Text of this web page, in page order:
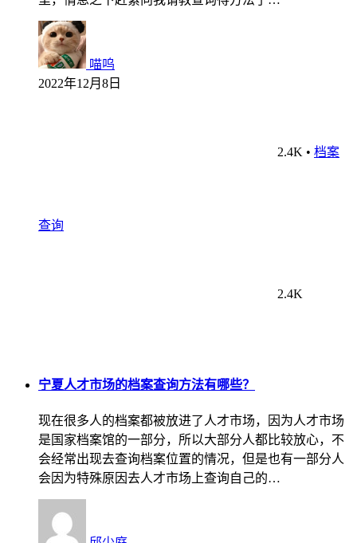
喵呜
2022年12月8日
2.4K • 档案
查询
2.4K
宁夏人才市场的档案查询方法有哪些？
现在很多人的档案都被放进了人才市场，因为人才市场
是国家档案馆的一部分，所以大部分人都比较放心，不
会经常出现去查询档案位置的情况，但是也有一部分人
会因为特殊原因去人才市场上查询自己的…